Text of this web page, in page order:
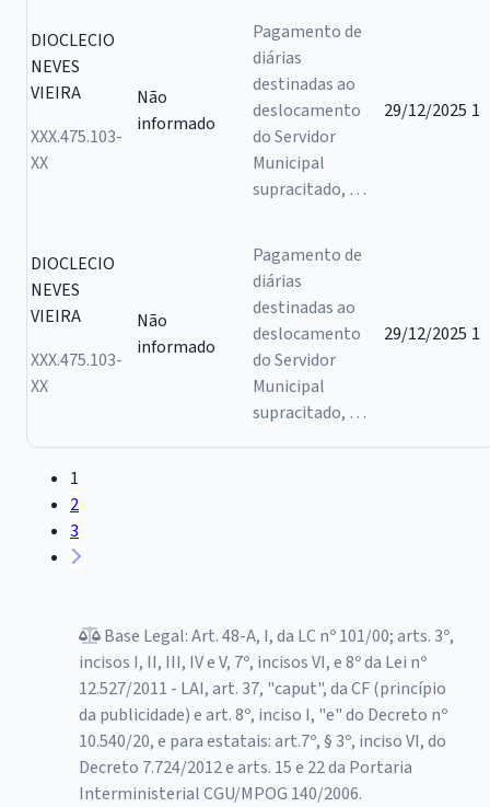
DIOCLECIO
NEVES
VIEIRA
XXX.475.103-
XX
Não
informado
Pagamento de
diárias
destinadas ao
deslocamento
do Servidor
Municipal
supracitado, …
29/12/2025 1
DIOCLECIO
NEVES
VIEIRA
XXX.475.103-
XX
Não
informado
Pagamento de
diárias
destinadas ao
deslocamento
do Servidor
Municipal
supracitado, …
29/12/2025 1
1
2
3
Base Legal: Art. 48-A, I, da LC nº 101/00; arts. 3º,
incisos I, II, III, IV e V, 7º, incisos VI, e 8º da Lei nº
12.527/2011 - LAI, art. 37, "caput", da CF (princípio
da publicidade) e art. 8º, inciso I, "e" do Decreto nº
10.540/20, e para estatais: art.7º, § 3º, inciso VI, do
Decreto 7.724/2012 e arts. 15 e 22 da Portaria
Interministerial CGU/MPOG 140/2006.